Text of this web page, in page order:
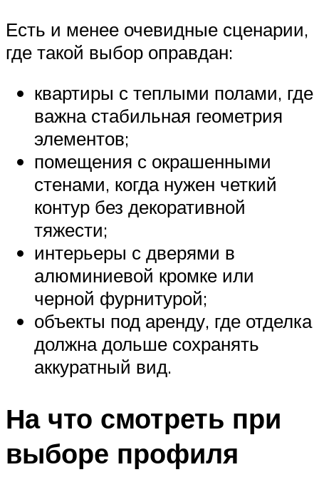
Есть и менее очевидные сценарии,
где такой выбор оправдан:
квартиры с теплыми полами, где
важна стабильная геометрия
элементов;
помещения с окрашенными
стенами, когда нужен четкий
контур без декоративной
тяжести;
интерьеры с дверями в
алюминиевой кромке или
черной фурнитурой;
объекты под аренду, где отделка
должна дольше сохранять
аккуратный вид.
На что смотреть при
выборе профиля